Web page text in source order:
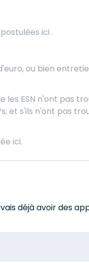
ici .
ou bien
les ESN n'ont pas
et s'ils n'ont pas
ici.
déjà avoir des